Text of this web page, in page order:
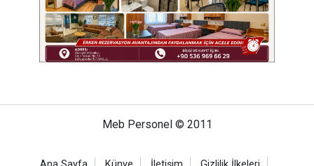
Meb Personel © 2011